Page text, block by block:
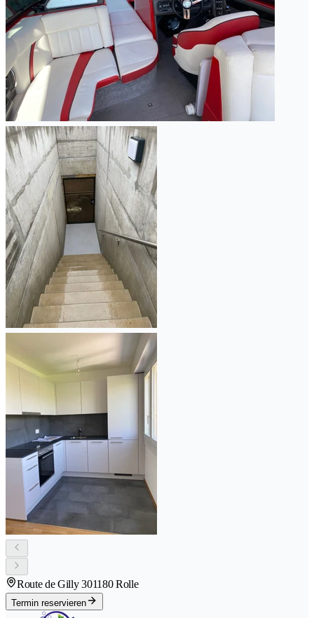
Route de Gilly 301180 Rolle
Termin reservieren